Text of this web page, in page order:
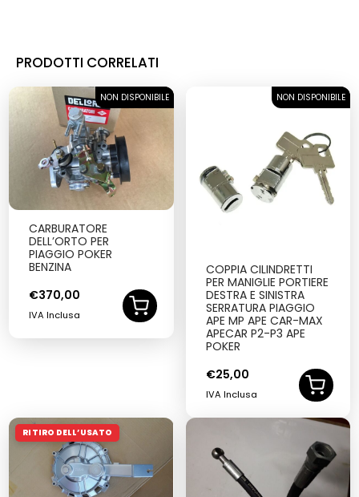
PRODOTTI CORRELATI
SOLD OUT
NON DISPONIBILE
CARBURATORE
DELL’ORTO PER
PIAGGIO POKER
BENZINA
€370,00
IVA Inclusa
SOLD OUT
NON DISPONIBILE
COPPIA CILINDRETTI
PER MANIGLIE PORTIERE
DESTRA E SINISTRA
SERRATURA PIAGGIO
APE MP APE CAR-MAX
APECAR P2-P3 APE
POKER
€25,00
IVA Inclusa
RITIRO DELL’USATO